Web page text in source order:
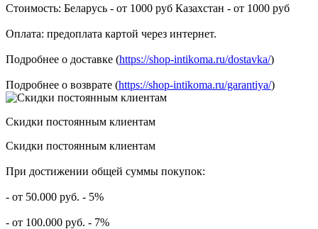
Стоимость: Беларусь - от 1000 руб Казахстан - от 1000 руб
Оплата: предоплата картой через интернет.
Подробнее о доставке (https://shop-intikoma.ru/dostavka/)
Подробнее о возврате (https://shop-intikoma.ru/garantiya/)
Скидки постоянным клиентам
Скидки постоянным клиентам
При достижении общей суммы покупок:
- от 50.000 руб. - 5%
- от 100.000 руб. - 7%